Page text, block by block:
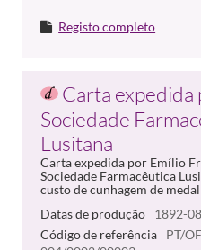
Registo completo
Carta expedida
Sociedade
Lusitana
Carta expedida por Emílio
Sociedade Farmacêutica
custo de cunhagem de
Datas de produção
1892-
Código de referência
PT/